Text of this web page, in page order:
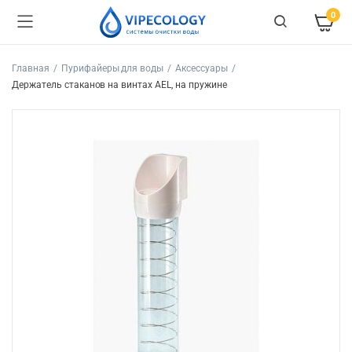
0
Главная Пурифайеры для воды
Аксессуары
Держатель стаканов на винтах AEL, на пружине